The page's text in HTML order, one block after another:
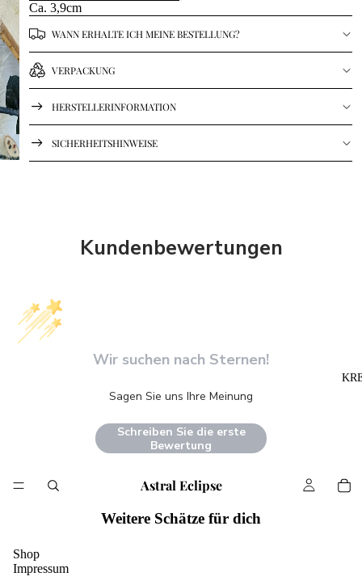
Astral Eclipse
Ca. 3,9cm
WANN ERHALTE ICH MEINE BESTELLUNG?
VERPACKUNG
HERSTELLERINFORMATION
SICHERHEITSHINWEISE
Kundenbewertungen
Wir suchen nach Sternen!
Sagen Sie uns Ihre Meinung
Schreiben Sie die erste
Bewertung
Weitere Schätze für dich
Shop
Impressum